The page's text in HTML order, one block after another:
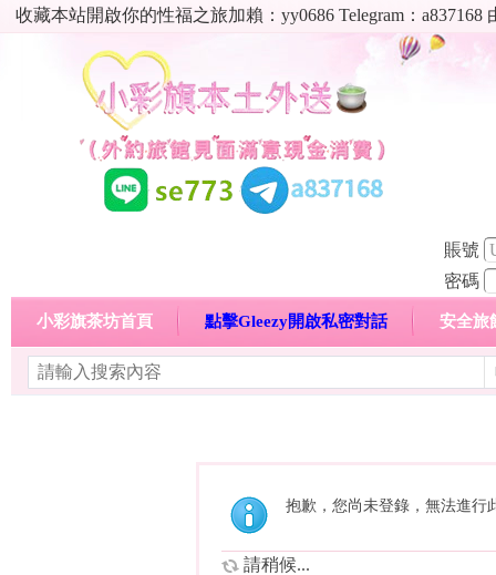
收藏本站開啟你的性福之旅加賴：yy0686 Telegram：
賬號
密碼
小彩旗茶坊首頁 點擊Gleezy開啟私密對話 安全旅
抱歉，您尚未登錄，無法進行
請稍候...